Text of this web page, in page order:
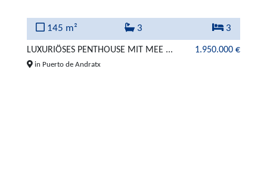
145 m² 3 3
LUXURIÖSES PENTHOUSE MIT MEE ... 1.950.000 €
in Puerto de Andratx